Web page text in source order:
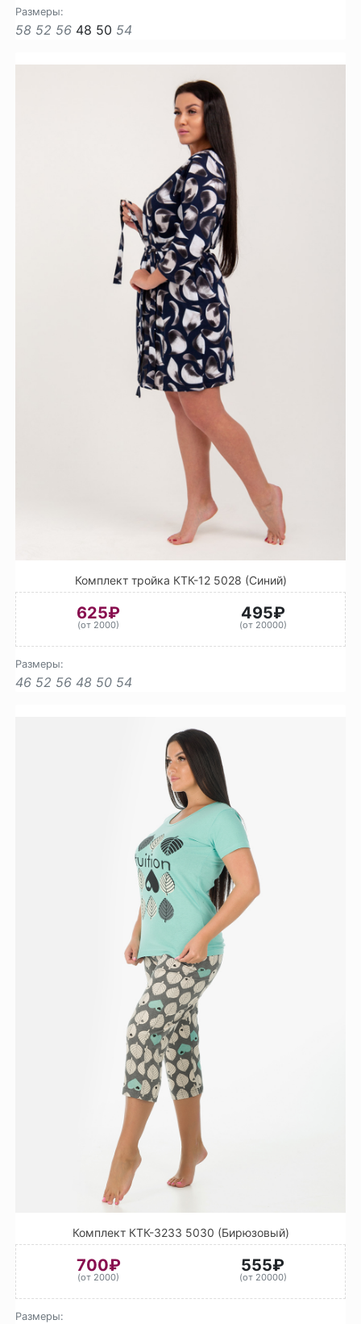
Размеры:
58 52 56 48 50 54
Комплект тройка КТК-12 5028 (Синий)
625₽
(от 2000)
495₽
(от 20000)
Размеры:
46 52 56 48 50 54
Комплект КТК-3233 5030 (Бирюзовый)
700₽
(от 2000)
555₽
(от 20000)
Размеры: